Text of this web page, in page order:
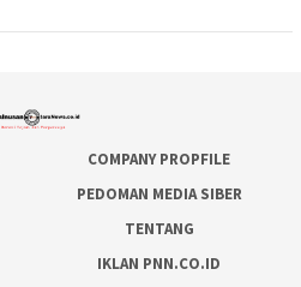
COMPANY PROPFILE
PEDOMAN MEDIA SIBER
TENTANG
IKLAN PNN.CO.ID